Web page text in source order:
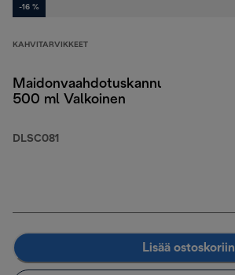
-16 %
KAHVITARVIKKEET
Maidonvaahdotuskannu
500 ml Valkoinen
DLSC081
Lisää ostoskoriin